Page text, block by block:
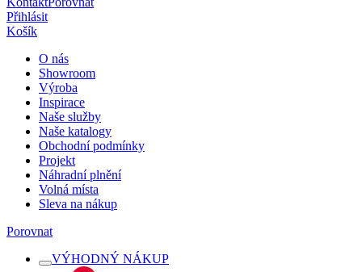
Přihlásit
Košík
O nás
Showroom
Výroba
Inspirace
Naše služby
Naše katalogy
Obchodní podmínky
Projekt
Náhradní plnění
Volná místa
Sleva na nákup
Porovnat
VÝHODNÝ NÁKUP